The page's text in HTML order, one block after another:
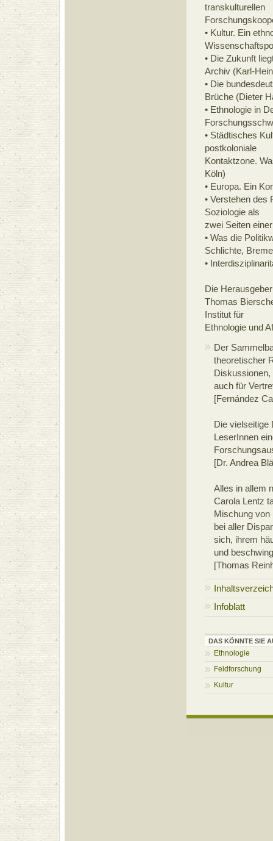
transkulturellen
• Kultur. Ein
• Die Zukunft
Archiv (Karl-
• Die
Brüche (Dieter
• Ethnologie in
• Städtisches
postkoloniale
Kontaktzone.
Köln)
• Europa. Ein
• Verstehen des
Soziologie als
zwei Seiten
• Was die
Schlichte,
•
Die Herausgeber
Thomas
Institut für
Ethnologie und
Der
theoretischer
Diskussionen,
auch für
[Fernández
Die vielseitige
LeserInnen
[Dr. Andrea
Alles in allem
Carola Lentz
Mischung von
bei aller
sich, ihrem
und
[Thomas
Infoblatt
DAS KÖNNTE SIE
Ethnologie
Feldforschung
Kultur